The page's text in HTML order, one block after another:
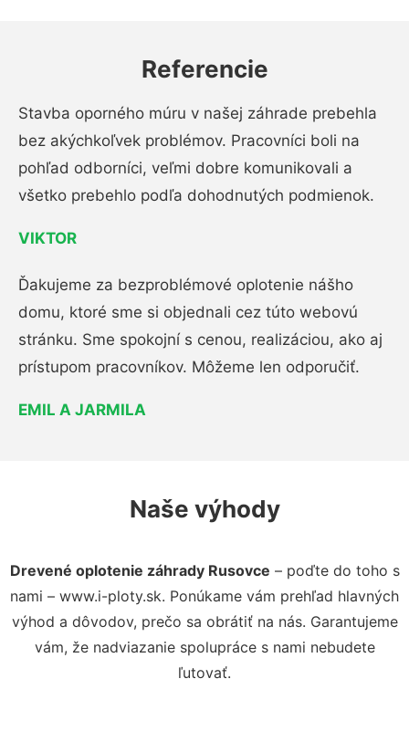
Referencie
Stavba oporného múru v našej záhrade prebehla
bez akýchkoľvek problémov. Pracovníci boli na
pohľad odborníci, veľmi dobre komunikovali a
všetko prebehlo podľa dohodnutých podmienok.
VIKTOR
Ďakujeme za bezproblémové oplotenie nášho
domu, ktoré sme si objednali cez túto webovú
stránku. Sme spokojní s cenou, realizáciou, ako aj
prístupom pracovníkov. Môžeme len odporučiť.
EMIL A JARMILA
Naše výhody
Drevené oplotenie záhrady Rusovce – poďte do toho s
nami – www.i-ploty.sk. Ponúkame vám prehľad hlavných
výhod a dôvodov, prečo sa obrátiť na nás. Garantujeme
vám, že nadviazanie spolupráce s nami nebudete
ľutovať.